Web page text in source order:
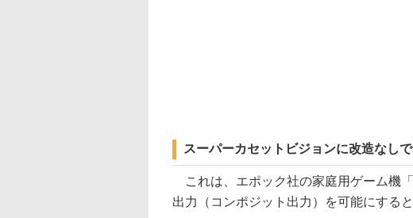
スーパーカセットビジョンに改造なし
これは、エポック社の家庭用ゲーム機
出力（コンポジット出力）を可能にすると